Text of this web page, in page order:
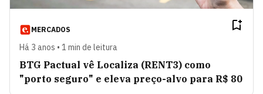
MERCADOS
Há 3 anos • 1 min de leitura
BTG Pactual vê Localiza (RENT3) como
"porto seguro" e eleva preço-alvo para R$ 80